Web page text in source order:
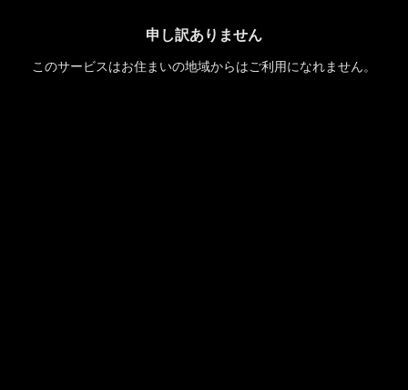
申し訳ありません
このサービスはお住まいの地域からはご利用になれません。